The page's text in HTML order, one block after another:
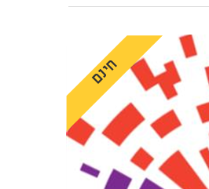
חינם